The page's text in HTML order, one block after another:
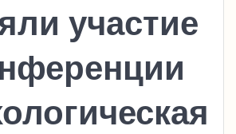
участие